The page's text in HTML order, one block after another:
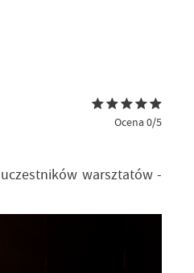
Ocena 0/5
warsztatów -